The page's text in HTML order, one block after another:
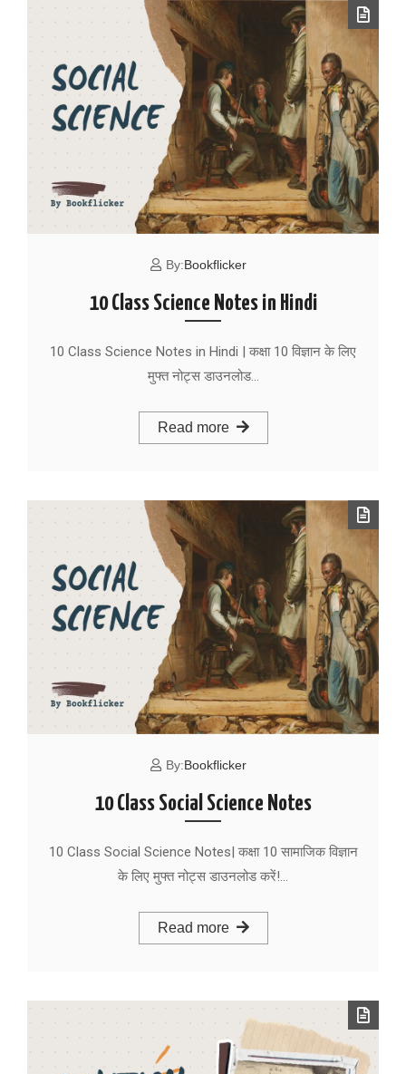
By:Bookflicker
10 Class Science Notes in Hindi
10 Class Science Notes in Hindi | कक्षा 10 विज्ञान के लिए
मुफ्त नोट्स डाउनलोड…
Read more
By:Bookflicker
10 Class Social Science Notes
10 Class Social Science Notes| कक्षा 10 सामाजिक विज्ञान
के लिए मुफ्त नोट्स डाउनलोड करें!…
Read more